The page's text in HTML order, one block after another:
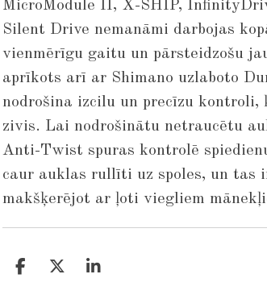
MicroModule II, X-SHIP,
Silent Drive nemanāmi darbojas
vienmērīgu gaitu un pārsteidzošu
aprīkots arī ar Shimano uzlaboto
nodrošina izcilu un precīzu kontroli,
zivis. Lai nodrošinātu netraucētu
Anti-Twist spuras kontrolē
caur auklas rullīti uz spoles, un tas
makšķerējot ar ļoti viegliem
S
S
S